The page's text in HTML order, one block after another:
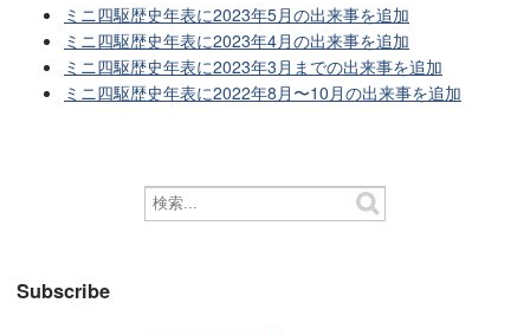
ミニ四駆歴史年表に2023年5月の出来事を追加
ミニ四駆歴史年表に2023年4月の出来事を追加
ミニ四駆歴史年表に2023年3月までの出来事を追加
ミニ四駆歴史年表に2022年8月〜10月の出来事を追加
Subscribe